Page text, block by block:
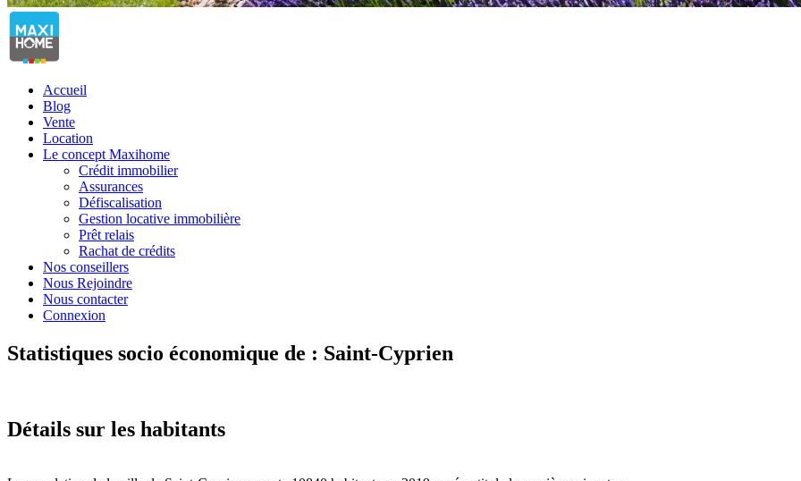
Accueil
Blog
Vente
Location
Le concept Maxihome
Crédit immobilier
Assurances
Défiscalisation
Gestion locative immobilière
Prêt relais
Rachat de crédits
Nos conseillers
Nous Rejoindre
Nous contacter
Connexion
Statistiques socio économique de : Saint-Cyprien
Détails sur les habitants